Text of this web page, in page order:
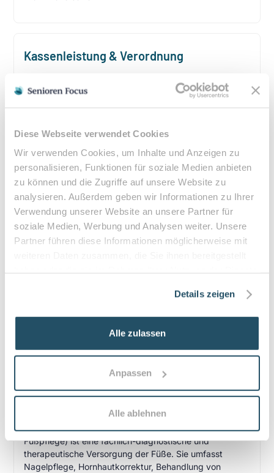
Diese Webseite verwendet Cookies
Wir verwenden Cookies, um Inhalte und Anzeigen zu
personalisieren, Funktionen für soziale Medien anbieten
zu können und die Zugriffe auf unsere Website zu
analysieren. Außerdem geben wir Informationen zu Ihrer
Verwendung unserer Website an unsere Partner für
soziale Medien, Werbung und Analysen weiter. Unsere
Partner führen diese Informationen möglicherweise mit
Details zeigen
Alle zulassen
Anpassen
Alle ablehnen
Kassenleistung & Verordnung
Podologische Behandlungen sind bei entsprechender
ärztlicher Verordnung Kassenleistungen. Eine
Heilmittelverordnung erhalten Sie von Ihrem Hausarzt
Durchblutungsstörungen der Füße
Sensibilitätsstörungen
Querschnittslähmung
Zuzahlung & Kosten:
•Befreiung bei chronischen Erkrankungen möglich
Privatleistungen nach individueller Vereinbarung
Was ist eine podologische Behandlung bzw.
medizinische Fußpflege?
Eine podologische Behandlung (medizinische
Fußpflege) ist eine fachlich-diagnostische und
therapeutische Versorgung der Füße. Sie umfasst
Nagelpflege, Hornhautkorrektur, Behandlung von